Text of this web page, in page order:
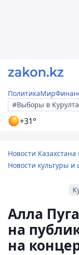
ПолитикаМир
#Выборы в
+31°
Новости
Новости культуры и
Алла
на
на